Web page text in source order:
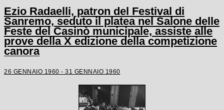
Ezio Radaelli, patron del Festival di
Sanremo, seduto il platea nel Salone delle
Feste del Casinò municipale, assiste alle
prove della X edizione della competizione
canora
26 GENNAIO 1960 - 31 GENNAIO 1960